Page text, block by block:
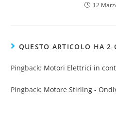
12
QUESTO ARTICOLO HA 2
Pingback: Motori Elettrici in
Pingback: Motore Stirling -